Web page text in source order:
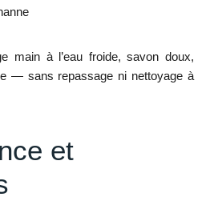
main à l’eau froide, savon doux,
— sans repassage ni nettoyage à
et